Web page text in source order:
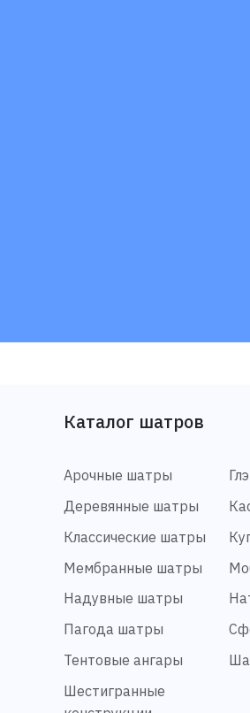
Каталог шатров
Арочные шатры
Деревянные шатры
Классические шатры
Мембранные шатры
Надувные шатры
Пагода шатры
Тентовые ангары
Шестигранные